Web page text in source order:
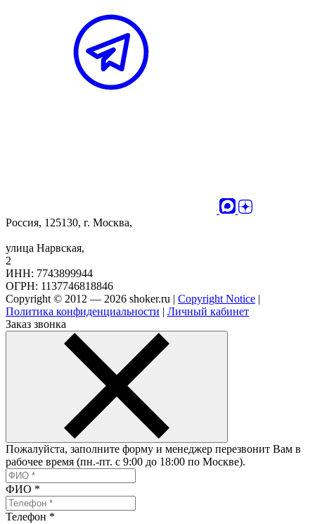
Россия, 125130, г. Москва,
улица Нарвская,
2
ИНН: 7743899944
ОГРН: 1137746818846
Copyright © 2012 — 2026 shoker.ru | Copyright Notice |
Политика конфиденциальности | Личный кабинет
Заказ звонка
Пожалуйста, заполните форму и менеджер перезвонит Вам в
рабочее время (пн.-пт. с 9:00 до 18:00 по Москве).
ФИО *
Телефон *